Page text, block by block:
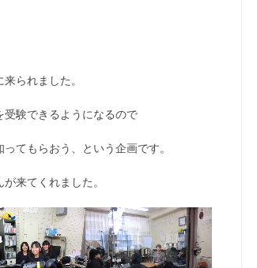
られました。
験できるようになるので
てもらおう、という企画です。
来てくれました。